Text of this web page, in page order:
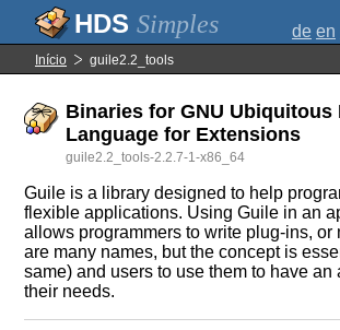
Simples de en
Início guile2.2_tools
Binaries for GNU Ubiquitous
Language for Extensions
guile2.2_tools-2.2.7-1-x86_64
Guile is a library designed to help
flexible applications. Using Guile in an
allows programmers to write plug-ins, or
are many names, but the concept is
same) and users to use them to have an
their needs.